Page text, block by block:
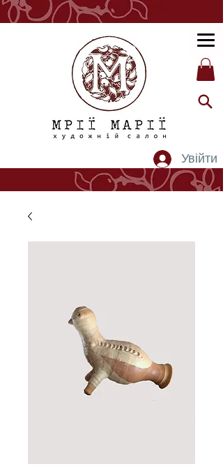
Увійти